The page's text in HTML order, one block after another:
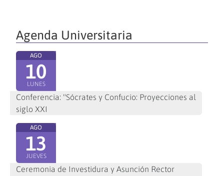
Agenda Universitaria
AGO
10
LUNES
Conferencia: "Sócrates y Confucio: Proyecciones al
siglo XXI
AGO
13
JUEVES
Ceremonia de Investidura y Asunción Rector